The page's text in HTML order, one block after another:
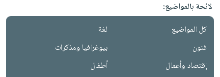
لائحة بالمواضيع:
كل المواضيع
لغة
فنون
بيوغرافيا ومذكرات
إقتصاد وأعمال
أطفال